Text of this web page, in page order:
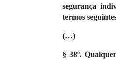
segurança
termos
(…)
§ 38º.